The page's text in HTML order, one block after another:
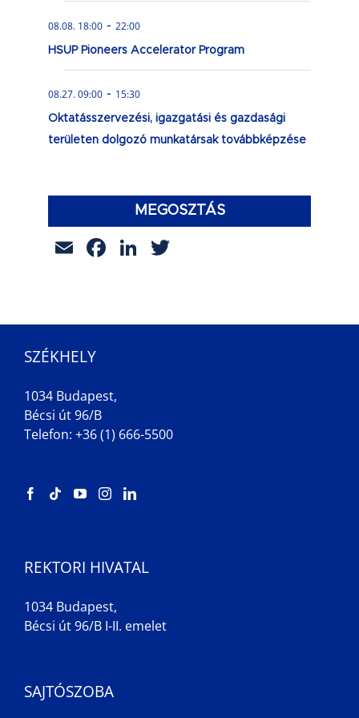
08.08. 18:00 - 22:00
HSUP Pioneers Accelerator Program
08.27. 09:00 - 15:30
Oktatásszervezési, igazgatási és gazdasági
területen dolgozó munkatársak továbbképzése
MEGOSZTÁS
EmailFacebook
LinkedIn
SZÉKHELY
1034 Budapest,
Bécsi út 96/B
Telefon: +36 (1) 666-5500
REKTORI HIVATAL
1034 Budapest,
Bécsi út 96/B I-II. emelet
SAJTÓSZOBA